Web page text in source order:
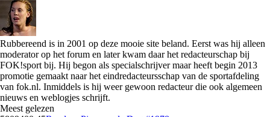
Rubbereend is in 2001 op deze mooie site beland. Eerst was hij alleen
moderator op het forum en later kwam daar het redacteurschap bij
FOK!sport bij. Hij begon als specialschrijver maar heeft begin 2013
promotie gemaakt naar het eindredacteursschap van de sportafdeling
van fok.nl. Inmiddels is hij weer gewoon redacteur die ook algemeen
nieuws en weblogjes schrijft.
Meest gelezen